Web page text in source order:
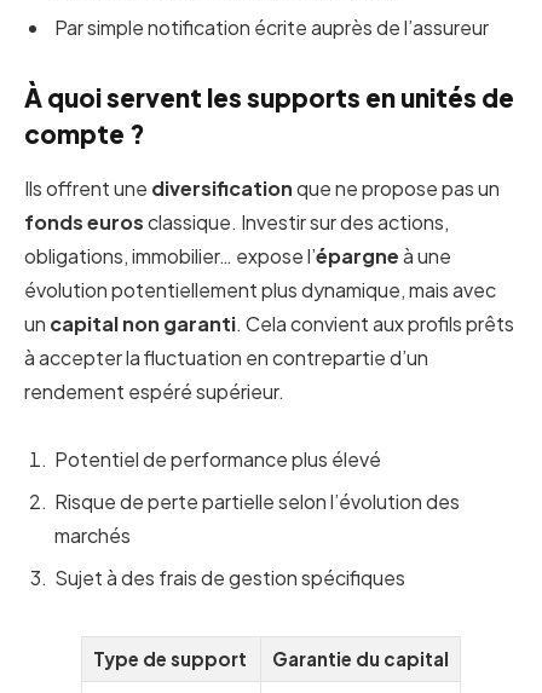
Par simple notification écrite auprès de l’assureur
À quoi servent les supports en unités de
compte ?
Ils offrent une diversificationque ne propose pas un
fonds eurosclassique. Investir sur des actions,
obligations, immobilier… expose l’épargneà une
évolution potentiellement plus dynamique, mais avec
un capital non garanti. Cela convient aux profils prêts
à accepter la fluctuation en contrepartie d’un
rendement espéré supérieur.
Potentiel de performance plus élevé
Risque de perte partielle selon l’évolution des
marchés
Sujet à des frais de gestion spécifiques
Type de support
Garantie du capital